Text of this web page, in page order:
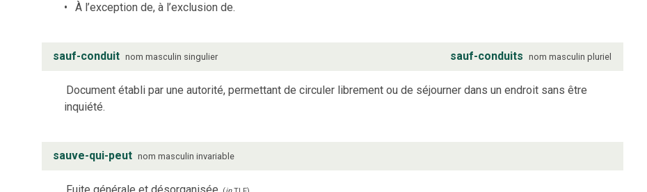
À l’exception de, à l’exclusion de.
sauf-conduit nom masculin singulier sauf-conduits nom masculin pluriel
Document établi par une autorité, permettant de circuler librement ou de séjourner dans un endroit sans être
inquiété.
sauve-qui-peut nom masculin invariable